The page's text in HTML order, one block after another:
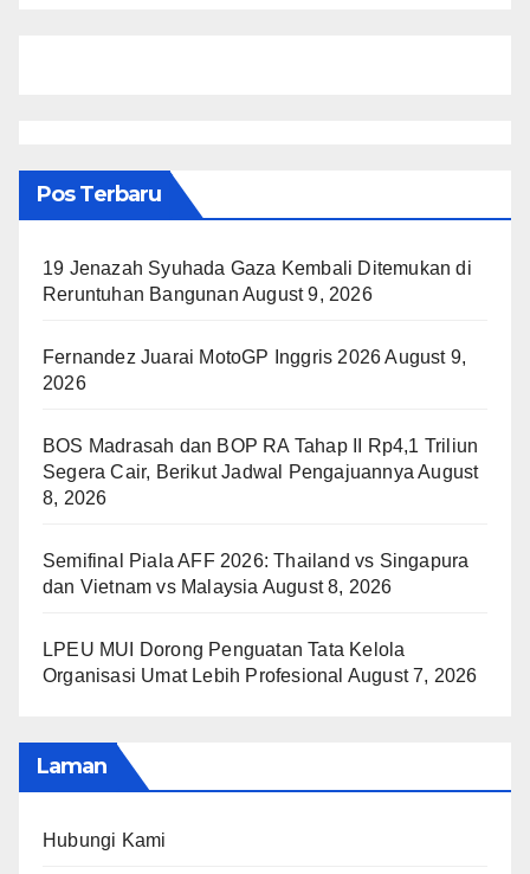
Pos Terbaru
19 Jenazah Syuhada Gaza Kembali Ditemukan di
Reruntuhan Bangunan August 9, 2026
Fernandez Juarai MotoGP Inggris 2026 August 9,
2026
BOS Madrasah dan BOP RA Tahap II Rp4,1 Triliun
Segera Cair, Berikut Jadwal Pengajuannya August
8, 2026
Semifinal Piala AFF 2026: Thailand vs Singapura
dan Vietnam vs Malaysia August 8, 2026
LPEU MUI Dorong Penguatan Tata Kelola
Organisasi Umat Lebih Profesional August 7, 2026
Laman
Hubungi Kami